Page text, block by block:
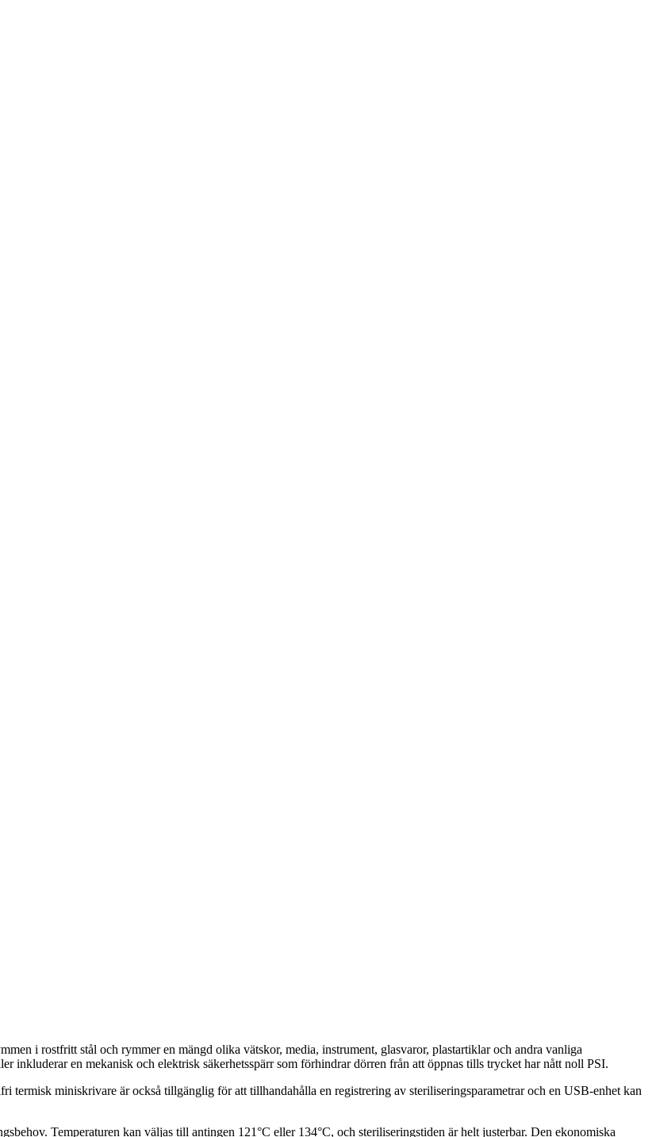
i rostfritt stål och rymmer en mängd olika vätskor, media, instrument, glasvaror, plastartiklar och andra vanliga
en mekanisk och elektrisk säkerhetsspärr som förhindrar dörren från att öppnas tills trycket har nått noll PSI.
miniskrivare är också tillgänglig för att tillhandahålla en registrering av steriliseringsparametrar och en USB-enhet kan
Temperaturen kan väljas till antingen 121°C eller 134°C, och steriliseringstiden är helt justerbar. Den ekonomiska